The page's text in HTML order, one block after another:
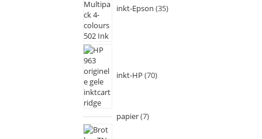
inkt-Epson 35
inkt-HP 70
papier 7